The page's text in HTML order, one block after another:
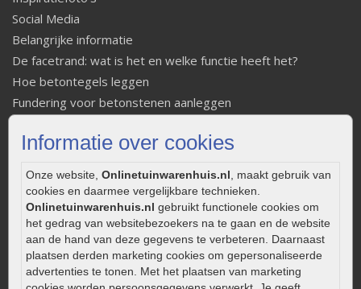
Informatie over cookies
Onze website, Onlinetuinwarenhuis.nl , maakt gebruik van
cookies en daarmee vergelijkbare technieken.
Onlinetuinwarenhuis.nl gebruikt functionele cookies om
het gedrag van websitebezoekers na te gaan en de website
aan de hand van deze gegevens te verbeteren. Daarnaast
plaatsen derden marketing cookies om gepersonaliseerde
advertenties te tonen. Met het plaatsen van marketing
Social Media
Belangrijke informatie
De facetrand: wat is het en welke functie heeft het?
Hoe betontegels leggen
Fundering voor betonstenen aanleggen
Strakke tuin inrichten
Onderhoud van gebakken bestrating
Aanlegtips voor gebakken bestrating
Zelf een terras aanleggen
Kleine stadstuin inrichten
0320 – 219170